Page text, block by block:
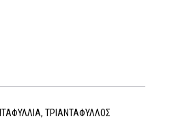
ΤΡΙΑΝΤΑΦΥΛΛΟΣ